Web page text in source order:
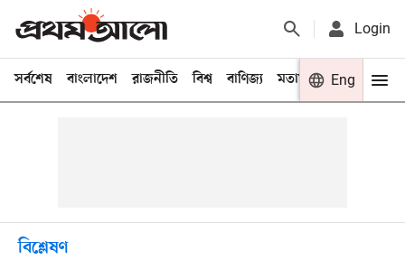
Login
সর্বশেষ বাংলাদেশ রাজনীতি বিশ্ব বাণিজ্য মতামত খেলা
Eng
বিশ্লেষণ